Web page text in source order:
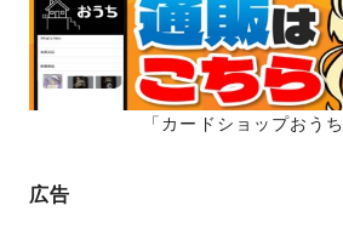
「カードショップおう
広告